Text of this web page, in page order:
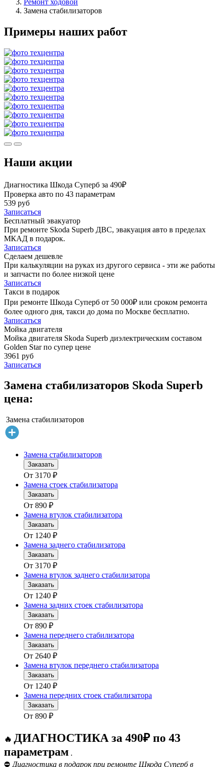
Замена стабилизаторов
Примеры наших работ
Наши акции
Диагностика Шкода Суперб за 490₽
Проверка авто по 43 параметрам
539 руб
Записаться
Бесплатный эвакуатор
При ремонте Skoda Superb ДВС, эвакуация авто в пределах
МКАД в подарок.
Записаться
Сделаем дешевле
При калькуляции на руках из другого сервиса - эти же работы
и запчасти по более низкой цене
Записаться
Такси в подарок
При ремонте Шкода Суперб от 50 000₽ или сроком ремонта
более одного дня, такси до дома по Москве бесплатно.
Записаться
Мойка двигателя
Мойка двигателя Skoda Superb диэлектрическим составом
Golden Star по супер цене
3961 руб
Записаться
Замена стабилизаторов Skoda Superb
цена:
Замена стабилизаторов
Замена стабилизаторов
Заказать
От 3170 ₽
Замена стоек стабилизатора
Заказать
От 890 ₽
Замена втулок стабилизатора
Заказать
От 1240 ₽
Замена заднего стабилизатора
Заказать
От 3170 ₽
Замена втулок заднего стабилизатора
Заказать
От 1240 ₽
Замена задних стоек стабилизатора
Заказать
От 890 ₽
Замена переднего стабилизатора
Заказать
От 2640 ₽
Замена втулок переднего стабилизатора
Заказать
От 1240 ₽
Замена передних стоек стабилизатора
Заказать
От 890 ₽
🔥 ДИАГНОСТИКА за 490₽ по 43
параметрам .
⛔ Диагностика в подарок при ремонте Шкода Суперб в